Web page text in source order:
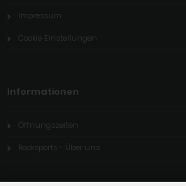
Impressum
Cookie Einstellungen
Informationen
Öffnungszeiten
Rocksports - Über uns